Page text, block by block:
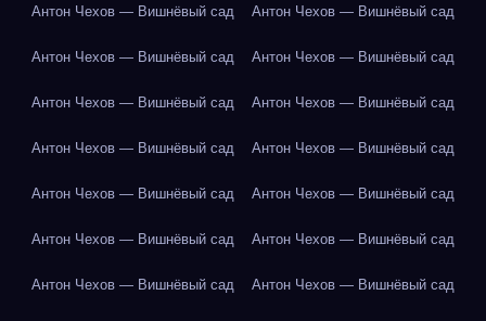
Антон Чехов — Вишнёвый сад Антон Чехов — Вишнёвый сад
Антон Чехов — Вишнёвый сад Антон Чехов — Вишнёвый сад
Антон Чехов — Вишнёвый сад Антон Чехов — Вишнёвый сад
Антон Чехов — Вишнёвый сад Антон Чехов — Вишнёвый сад
Антон Чехов — Вишнёвый сад Антон Чехов — Вишнёвый сад
Антон Чехов — Вишнёвый сад Антон Чехов — Вишнёвый сад
Антон Чехов — Вишнёвый сад Антон Чехов — Вишнёвый сад